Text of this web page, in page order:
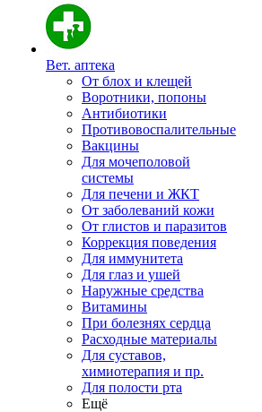
Вет. аптека
От блох и клещей
Воротники, попоны
Антибиотики
Противовоспалительные
Вакцины
Для мочеполовой
системы
Для печени и ЖКТ
От заболеваний кожи
От глистов и паразитов
Коррекция поведения
Для иммунитета
Для глаз и ушей
Наружные средства
Витамины
При болезнях сердца
Расходные материалы
Для суставов,
химиотерапия и пр.
Для полости рта
Ещё